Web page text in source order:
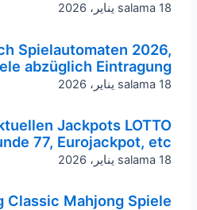
salama 18 يناير، 2026
Spielautomaten 2026,
abzüglich Eintragung
salama 18 يناير، 2026
Jackpots LOTTO
77, Eurojackpot, etc
salama 18 يناير، 2026
Classic Mahjong Spiele